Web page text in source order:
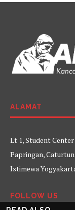
ALAMAT
Lt 1, Student
Papringan,
Istimewa
FOLLOW US